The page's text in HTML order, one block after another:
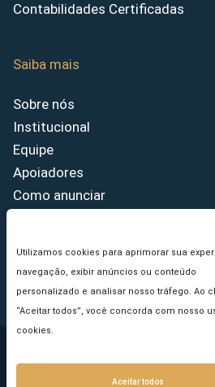
Utilizamos cookies para aprimorar sua
navegação, exibir anúncios ou conteúdo
personalizado e analisar nosso tráfego. Ao
“Aceitar todos”, você concorda com nosso
cookies.
Aceitar todos
Contabilidades Certificadas
Saiba mais
Sobre nós
Institucional
Equipe
Apoiadores
Como anunciar
Princípios Editoriais
Copyright © 2026 - Portal